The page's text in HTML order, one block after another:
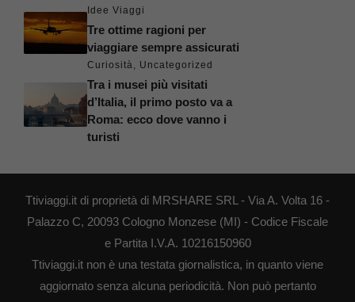
Idee Viaggi
Tre ottime ragioni per
viaggiare sempre assicurati
Curiosità, Uncategorized
Tra i musei più visitati
d’Italia, il primo posto va a
Roma: ecco dove vanno i
turisti
Ttiviaggi.it di proprietà di MRSHARE SRL - Via A. Volta 16 -
Palazzo C, 20093 Cologno Monzese (MI) - Codice Fiscale
e Partita I.V.A. 10216150960
Ttiviaggi.it non è una testata giornalistica, in quanto viene
aggiornato senza alcuna periodicità. Non può pertanto